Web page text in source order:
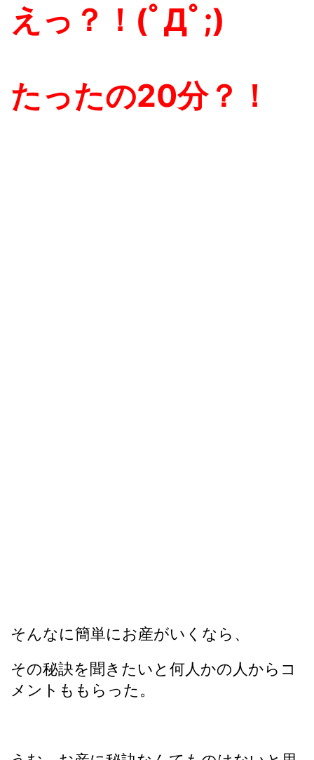
えっ？！(ﾟДﾟ;)
たったの20分？！
そんなに簡単にお産がいくなら、
その秘訣を聞きたいと何人かの人からコ
メントももらった。